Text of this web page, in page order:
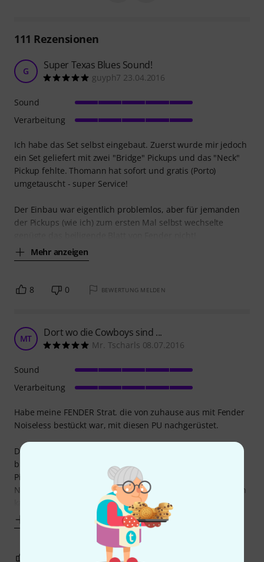
111 Rezensionen
G Super Texas Blues Sound!
guyph7 23.04.2016
Ich habe das Set selbst eingebaut. Zuerst wurde mir jedoch
ein Set geliefert mit zwei "Bridge" Pickups und das "Neck"
Pickup fehlte. Thomann hat sofort und gratis (Porto)
umgetauscht - super Service!
Der Einbau war eigentlich problemlos, aber für jemanden
der Pickups (wie ich) zum ersten Mal selbst wechselte
Mehr anzeigen
Sound
Verarbeitung
8 0 BEWERTUNG MELDEN
MT Dort wo die Cowboys sind ...
Mr. Tscharls 08.07.2016
Habe meine FENDER Strat. die von zuhause aus mit Fender
Noiseless bestückt war, mit diesen PU nachgerüstet.
Die Noiseless haben ihre Vorteile darin, dass sie nicht
brummen, weil sie keine Single Coil- sondern Humbucker-
Pick-Up mit 2 übereinanderliegenden Spulen sind. Die
Nachteile die man dafür in Sachen Frische und Luftigkeit in
kauf nehmen muss, wollte
Sound
Verarbeitung
BEWERTUNG MELDEN